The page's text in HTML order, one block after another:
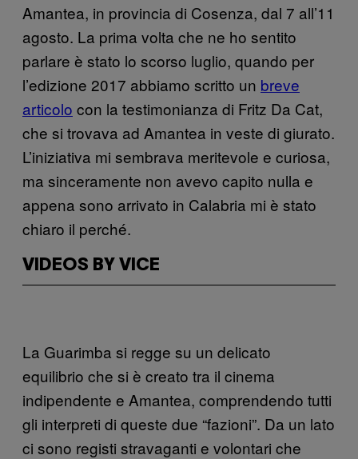
Amantea, in provincia di Cosenza, dal 7 all’11
agosto. La prima volta che ne ho sentito
parlare è stato lo scorso luglio, quando per
l’edizione 2017 abbiamo scritto un breve
articolo con la testimonianza di Fritz Da Cat,
che si trovava ad Amantea in veste di giurato.
L’iniziativa mi sembrava meritevole e curiosa,
ma sinceramente non avevo capito nulla e
appena sono arrivato in Calabria mi è stato
chiaro il perché.
VIDEOS BY VICE
La Guarimba si regge su un delicato
equilibrio che si è creato tra il cinema
indipendente e Amantea, comprendendo tutti
gli interpreti di queste due “fazioni”. Da un lato
ci sono registi stravaganti e volontari che